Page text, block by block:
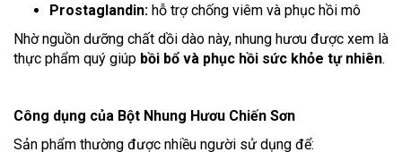
Prostaglandin: hỗ trợ chống viêm và phục hồi mô
Nhờ nguồn dưỡng chất dồi dào này, nhung hươu được xem là
thực phẩm quý giúp bồi bổ và phục hồi sức khỏe tự nhiên.
Công dụng của Bột Nhung Hươu Chiến Sơn
Sản phẩm thường được nhiều người sử dụng để: